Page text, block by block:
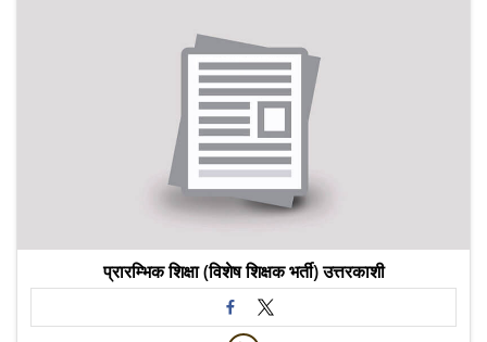
प्रारम्भिक शिक्षा (विशेष शिक्षक भर्ती) उत्तरकाशी